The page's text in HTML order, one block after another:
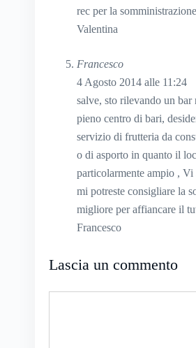
rec per la
Valentina
Francesco
4 Agosto 2014 alle 11:24
salve, sto rilevando un bar
pieno centro di bari,
servizio di frutteria da
o di asporto in quanto il
particolarmente ampio , Vi
mi potreste consigliare la
migliore per affiancare il
Francesco
Lascia un commento